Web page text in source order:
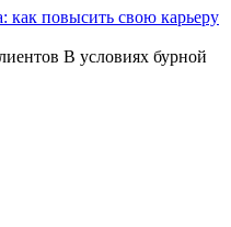
как повысить свою карьеру
В условиях бурной